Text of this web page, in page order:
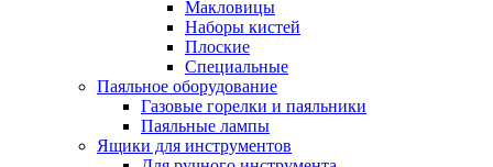
Макловицы
Наборы кистей
Плоские
Специальные
Паяльное оборудование
Газовые горелки и паяльники
Паяльные лампы
Ящики для инструментов